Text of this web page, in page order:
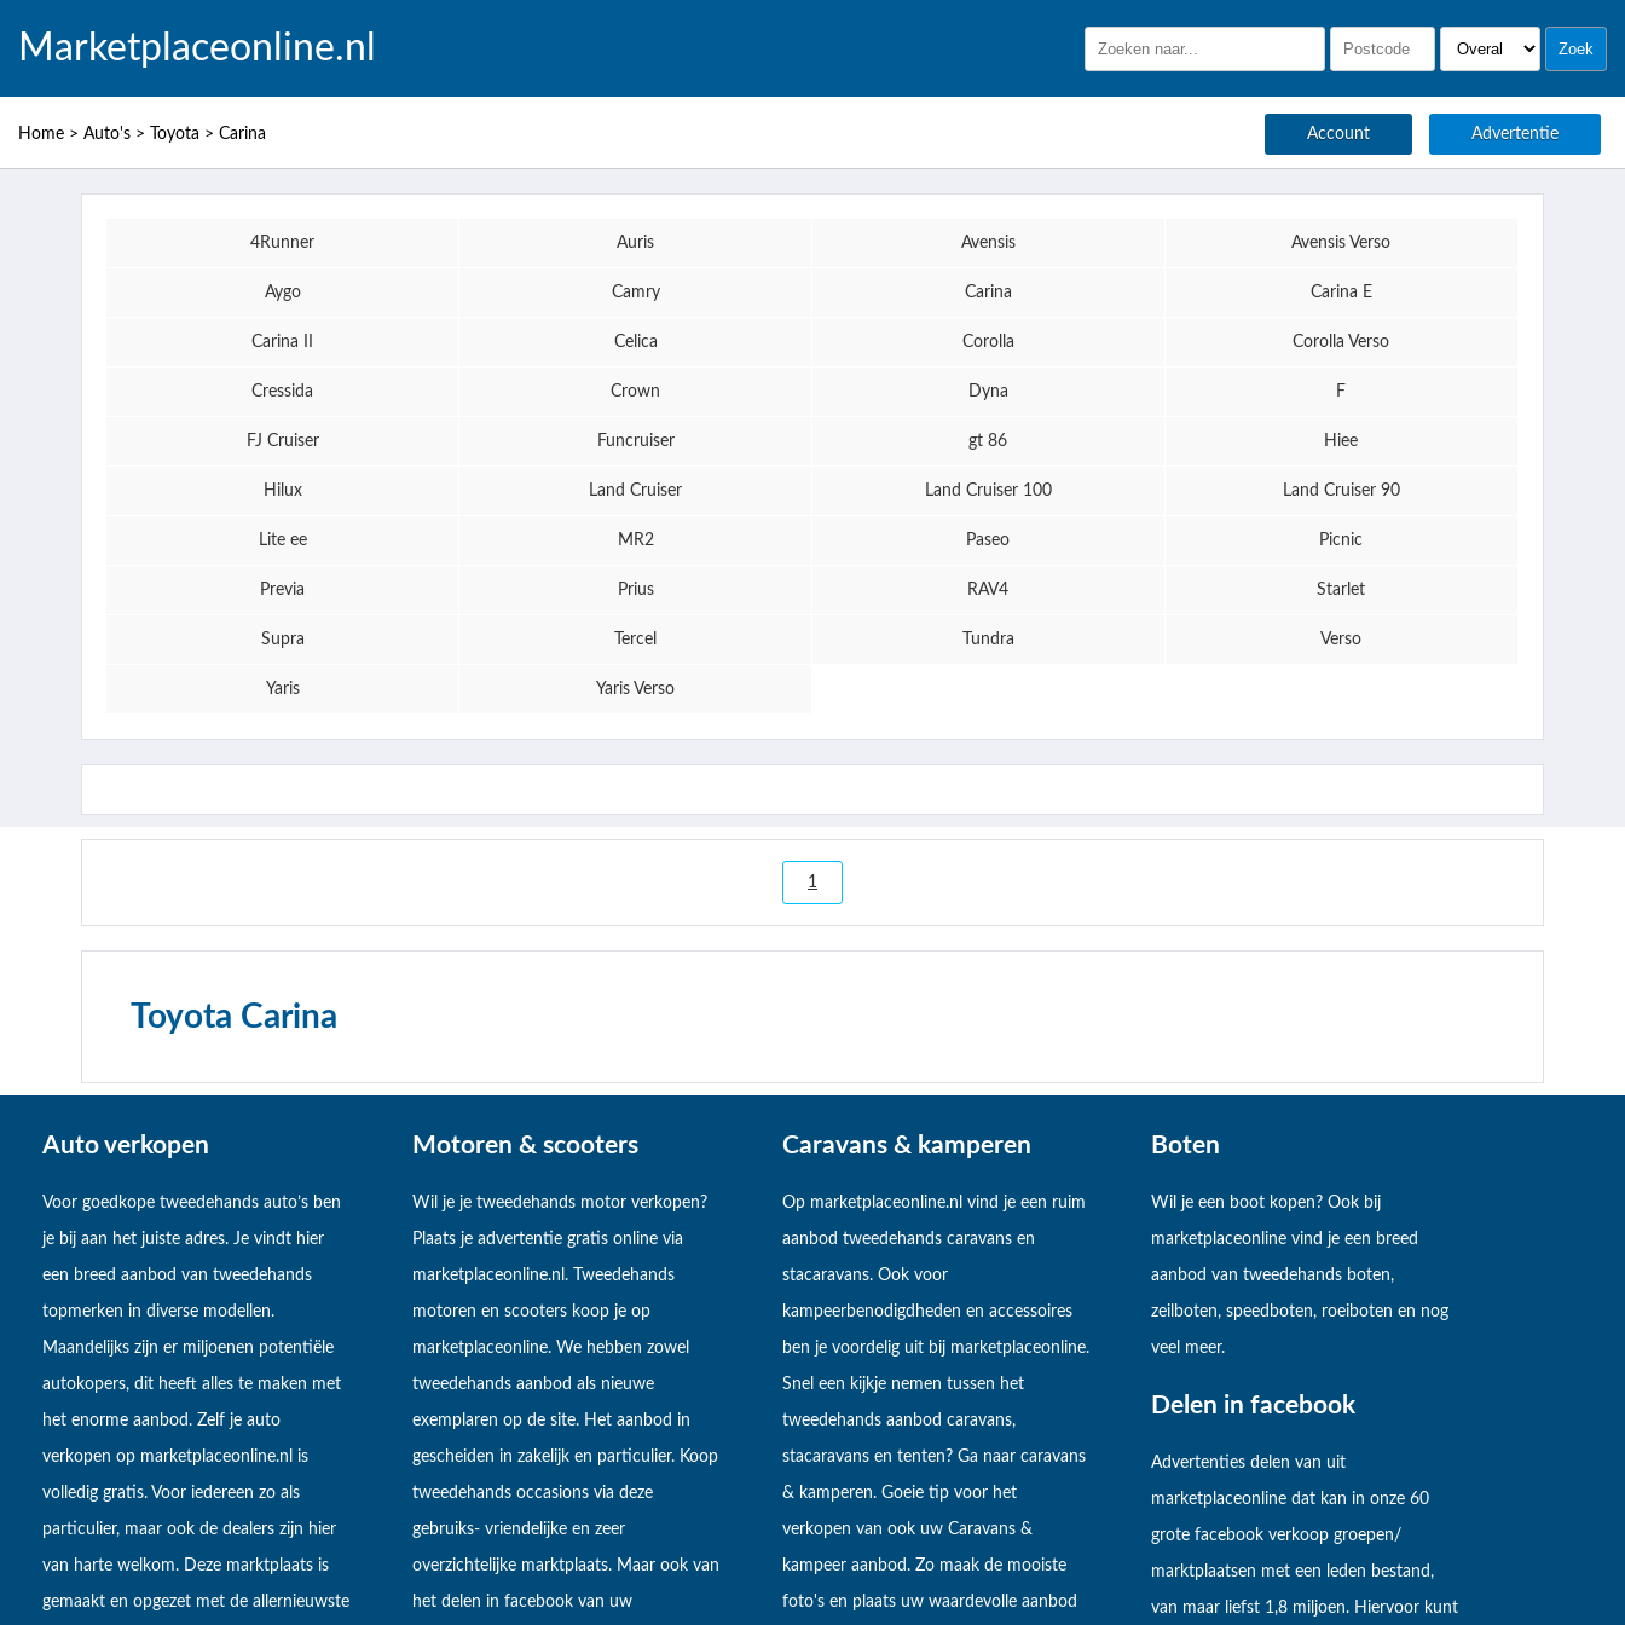
Marketplaceonline.nl
Home > Auto's > Toyota > Carina Account Advertentie
4Runner Auris Avensis Avensis Verso
Aygo Camry Carina Carina E
Carina II Celica Corolla Corolla Verso
Cressida Crown Dyna F
FJ Cruiser Funcruiser gt 86 Hiee
Hilux Land Cruiser Land Cruiser 100 Land Cruiser 90
Lite ee MR2 Paseo Picnic
Previa Prius RAV4 Starlet
Supra Tercel Tundra Verso
Yaris Yaris Verso
1
Toyota Carina
Auto verkopen
Voor goedkope tweedehands auto’s ben
je bij aan het juiste adres. Je vindt hier
een breed aanbod van tweedehands
topmerken in diverse modellen.
Maandelijks zijn er miljoenen potentiële
autokopers, dit heeft alles te maken met
het enorme aanbod. Zelf je auto
verkopen op marketplaceonline.nl is
volledig gratis. Voor iedereen zo als
particulier, maar ook de dealers zijn hier
van harte welkom. Deze marktplaats is
gemaakt en opgezet met de allernieuwste
Motoren & scooters
Wil je je tweedehands motor verkopen?
Plaats je advertentie gratis online via
marketplaceonline.nl. Tweedehands
motoren en scooters koop je op
marketplaceonline. We hebben zowel
tweedehands aanbod als nieuwe
exemplaren op de site. Het aanbod in
gescheiden in zakelijk en particulier. Koop
tweedehands occasions via deze
gebruiks- vriendelijke en zeer
overzichtelijke marktplaats. Maar ook van
het delen in facebook van uw
Caravans & kamperen
Op marketplaceonline.nl vind je een ruim
aanbod tweedehands caravans en
stacaravans. Ook voor
kampeerbenodigdheden en accessoires
ben je voordelig uit bij marketplaceonline.
Snel een kijkje nemen tussen het
tweedehands aanbod caravans,
stacaravans en tenten? Ga naar caravans
& kamperen. Goeie tip voor het
verkopen van ook uw Caravans &
kampeer aanbod. Zo maak de mooiste
foto's en plaats uw waardevolle aanbod
Boten
Wil je een boot kopen? Ook bij
marketplaceonline vind je een breed
aanbod van tweedehands boten,
zeilboten, speedboten, roeiboten en nog
veel meer.
Delen in facebook
Advertenties delen van uit
marketplaceonline dat kan in onze 60
grote facebook verkoop groepen/
marktplaatsen met een leden bestand,
van maar liefst 1,8 miljoen. Hiervoor kunt